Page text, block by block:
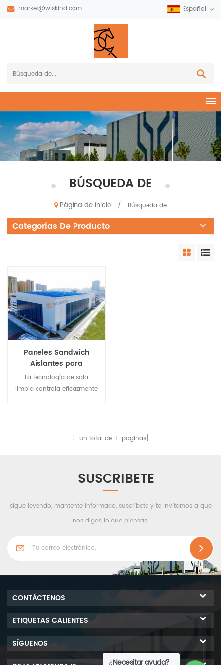
market@wiskind.com Español
BÚSQUEDA DE
Página de inicio / Búsqueda de
Categorías De Producto
Paneles Sandwich
Aislantes para
Laboratorio Industrial
de Sala Blanca e
Industria Electrónica
La tecnología de sala
limpia controla eficazmente
acuerdo con los requisitos
necesidades de precisión,
miniaturización, alta pureza,
confiabilidad en el
procesamiento de
investigación experimental,
aeroespacial,
procesamiento de
alimentos y otras
industrias. Wiskind ha
liderado la industria en el
diseño de sistemas de
recintos para salas limpias,
[ un total de 1 paginas]
SUSCRIBETE
sigue leyendo, mantente informado, suscríbete y te invitamos a que
nos digas lo que piensas.
¿Necesitar ayuda?
CONTÁCTENOS
ETIQUETAS CALIENTES
SÍGUENOS